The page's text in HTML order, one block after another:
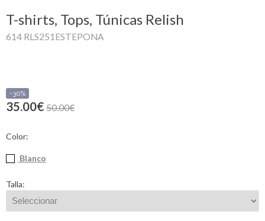
T-shirts, Tops, Túnicas Relish
614 RLS251ESTEPONA
-30%
35.00€ 50.00€
Color:
Blanco
Talla: